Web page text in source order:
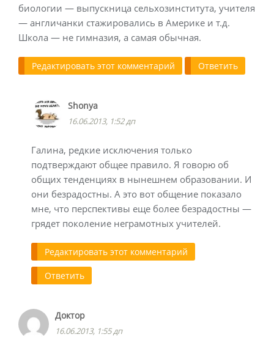
биологии — выпускница сельхозинститута, учителя
— англичанки стажировались в Америке и т.д.
Школа — не гимназия, а самая обычная.
Редактировать этот комментарий Ответить
Shonya
16.06.2013, 1:52 дп
Галина, редкие исключения только
подтверждают общее правило. Я говорю об
общих тенденциях в нынешнем образовании. И
они безрадостны. А это вот общение показало
мне, что перспективы еще более безрадостны —
грядет поколение неграмотных учителей.
Редактировать этот комментарий
Ответить
Доктор
16.06.2013, 1:55 дп